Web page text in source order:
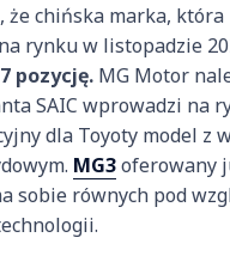
że chińska marka, która
rynku w listopadzie
pozycję. MG Motor
SAIC wprowadzi na
dla Toyoty model z
MG3oferowany
sobie równych pod